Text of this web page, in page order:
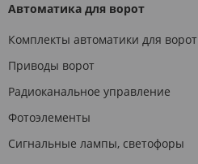
Автоматика для ворот
Комплекты автоматики для ворот
Приводы ворот
Радиоканальное управление
Фотоэлементы
Сигнальные лампы, светофоры